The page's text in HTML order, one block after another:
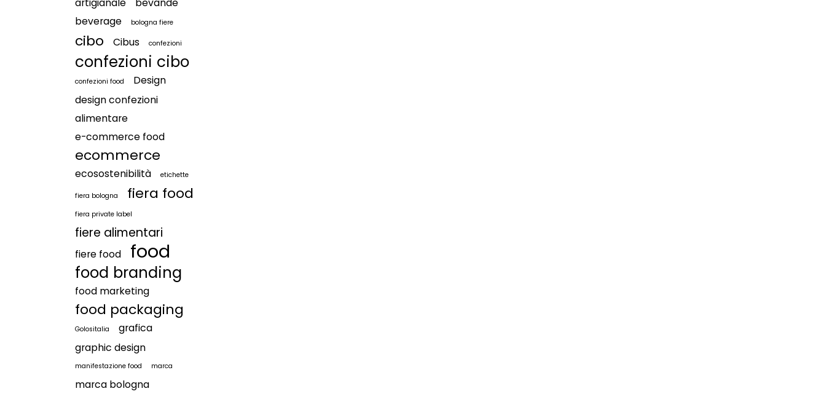
beverage
bologna fiere
cibo Cibus confezioni
confezioni cibo
confezioni food
Design
design confezioni
alimentare
e-commerce food
ecommerce
ecosostenibilità etichette
fiera bologna fiera food
fiera private label
fiere alimentari
fiere food food
food branding
food marketing
food packaging
Golositalia
grafica
graphic design
manifestazione food marca
marca bologna